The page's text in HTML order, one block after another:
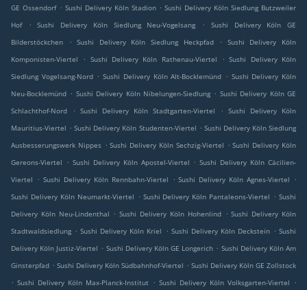
GE Ossendorf . Sushi Delivery Köln Stadion . Sushi Delivery Köln Siedlung Butzweiler
Hof
. Sushi Delivery Köln Siedlung Neu-Vogelsang .
Sushi Delivery Köln GE
Bilderstöckchen
. Sushi Delivery Köln Siedlung Heckpfad .
Sushi Delivery Köln
Komponisten-Viertel
. Sushi Delivery Köln Rathenau-Viertel . Sushi Delivery Köln
Siedlung Vogelsang-Nord . Sushi Delivery Köln Alt-Bocklemünd . Sushi Delivery Köln
Neu-Bocklemünd . Sushi Delivery Köln Nibelungen-Siedlung . Sushi Delivery Köln GE
Schlachthof-Nord
. Sushi Delivery Köln Stadtgarten-Viertel . Sushi Delivery Köln
Mauritius-Viertel . Sushi Delivery Köln Studenten-Viertel . Sushi Delivery Köln Siedlung
Ausbesserungswerk Nippes . Sushi Delivery Köln Sechzig-Viertel . Sushi Delivery Köln
Gereons-Viertel
. Sushi Delivery Köln Apostel-Viertel . Sushi Delivery Köln Cäcilien-
Viertel
. Sushi Delivery Köln Rennbahn-Viertel . Sushi Delivery Köln Agnes-Viertel
.
Sushi Delivery Köln Neumarkt-Viertel . Sushi Delivery Köln Pantaleons-Viertel . Sushi
Delivery Köln Neu-Lindenthal . Sushi Delivery Köln Hohenlind . Sushi Delivery Köln
Stadtwaldsiedlung . Sushi Delivery Köln Kriel . Sushi Delivery Köln Deckstein . Sushi
Delivery Köln Justiz-Viertel . Sushi Delivery Köln GE Longerich . Sushi Delivery Köln Am
Ginsterpfad . Sushi Delivery Köln Südbahnhof-Viertel . Sushi Delivery Köln GE Zollstock
. Sushi Delivery Köln Max-Planck-Institut . Sushi Delivery Köln Volksgarten-Viertel
.